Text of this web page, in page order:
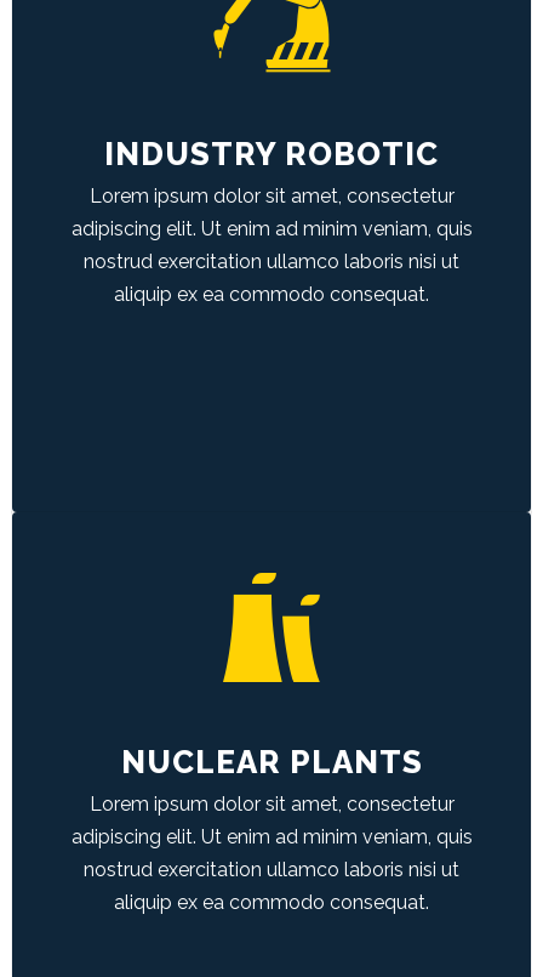
INDUSTRY ROBOTIC
Lorem ipsum dolor sit amet, consectetur
adipiscing elit. Ut enim ad minim veniam, quis
nostrud exercitation ullamco laboris nisi ut
aliquip ex ea commodo consequat.
INUSRTY ROBOTIC
Duis aute irure dolor in reprehenderit in
LEARN MORE
NUCLEAR PLANTS
Lorem ipsum dolor sit amet, consectetur
adipiscing elit. Ut enim ad minim veniam, quis
nostrud exercitation ullamco laboris nisi ut
aliquip ex ea commodo consequat.
NUCLEAR POWER PLANTS
Duis aute irure dolor in reprehenderit in